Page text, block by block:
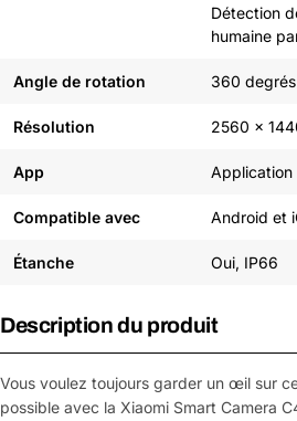
Détection
humaine
Angle de rotation 360 degrés
Résolution 2560 x
App Application
Compatible avec Android et
Étanche Oui, IP66
Description du produit
Vous voulez toujours garder un œil sur
possible avec la Xiaomi Smart Camera